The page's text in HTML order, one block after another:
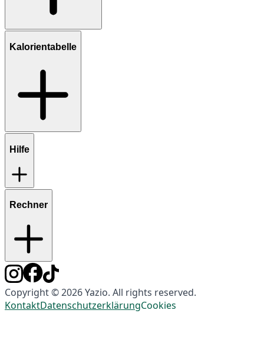
Kalorientabelle
Hilfe
Rechner
Copyright © 2026 Yazio. All rights reserved.
KontaktDatenschutzerklärungCookies